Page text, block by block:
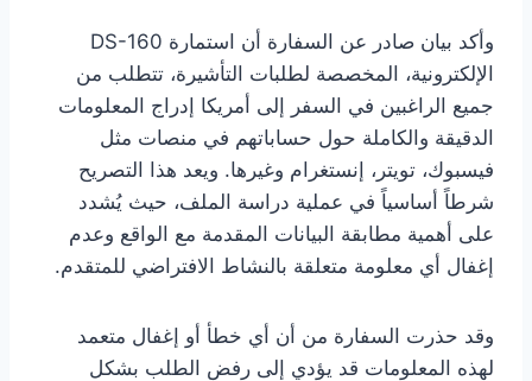
وأكد بيان صادر عن السفارة أن استمارة DS-160
الإلكترونية، المخصصة لطلبات التأشيرة، تتطلب من
جميع الراغبين في السفر إلى أمريكا إدراج المعلومات
الدقيقة والكاملة حول حساباتهم في منصات مثل
فيسبوك، تويتر، إنستغرام وغيرها. ويعد هذا التصريح
شرطاً أساسياً في عملية دراسة الملف، حيث يُشدد
على أهمية مطابقة البيانات المقدمة مع الواقع وعدم
إغفال أي معلومة متعلقة بالنشاط الافتراضي للمتقدم.
وقد حذرت السفارة من أن أي خطأ أو إغفال متعمد
لهذه المعلومات قد يؤدي إلى رفض الطلب بشكل